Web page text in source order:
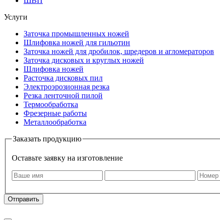
Услуги
Заточка промышленных ножей
Шлифовка ножей для гильотин
Заточка ножей для дробилок, шредеров и агломераторов
Заточка дисковых и круглых ножей
Шлифовка ножей
Расточка дисковых пил
Электроэрозионная резка
Резка ленточной пилой
Термообработка
Фрезерные работы
Металлообработка
Заказать продукцию
Оставьте заявку на изготовление
Отправить